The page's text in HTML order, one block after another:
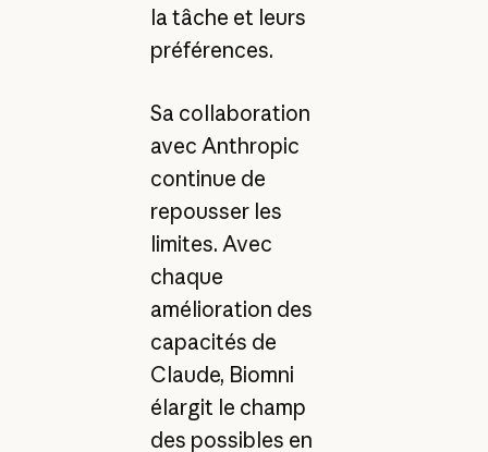
la tâche et leurs
préférences.
Sa collaboration
avec Anthropic
continue de
repousser les
limites. Avec
chaque
amélioration des
capacités de
Claude, Biomni
élargit le champ
des possibles en